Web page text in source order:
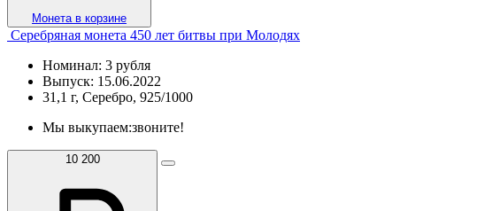
Монета в корзине
Серебряная монета 450 лет битвы при Молодях
Номинал: 3 рубля
Выпуск: 15.06.2022
31,1 г, Серебро, 925/1000
Мы выкупаем:звоните!
10 200